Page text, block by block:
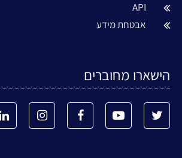
API
אבטחת מידע
הישארו מחוברים